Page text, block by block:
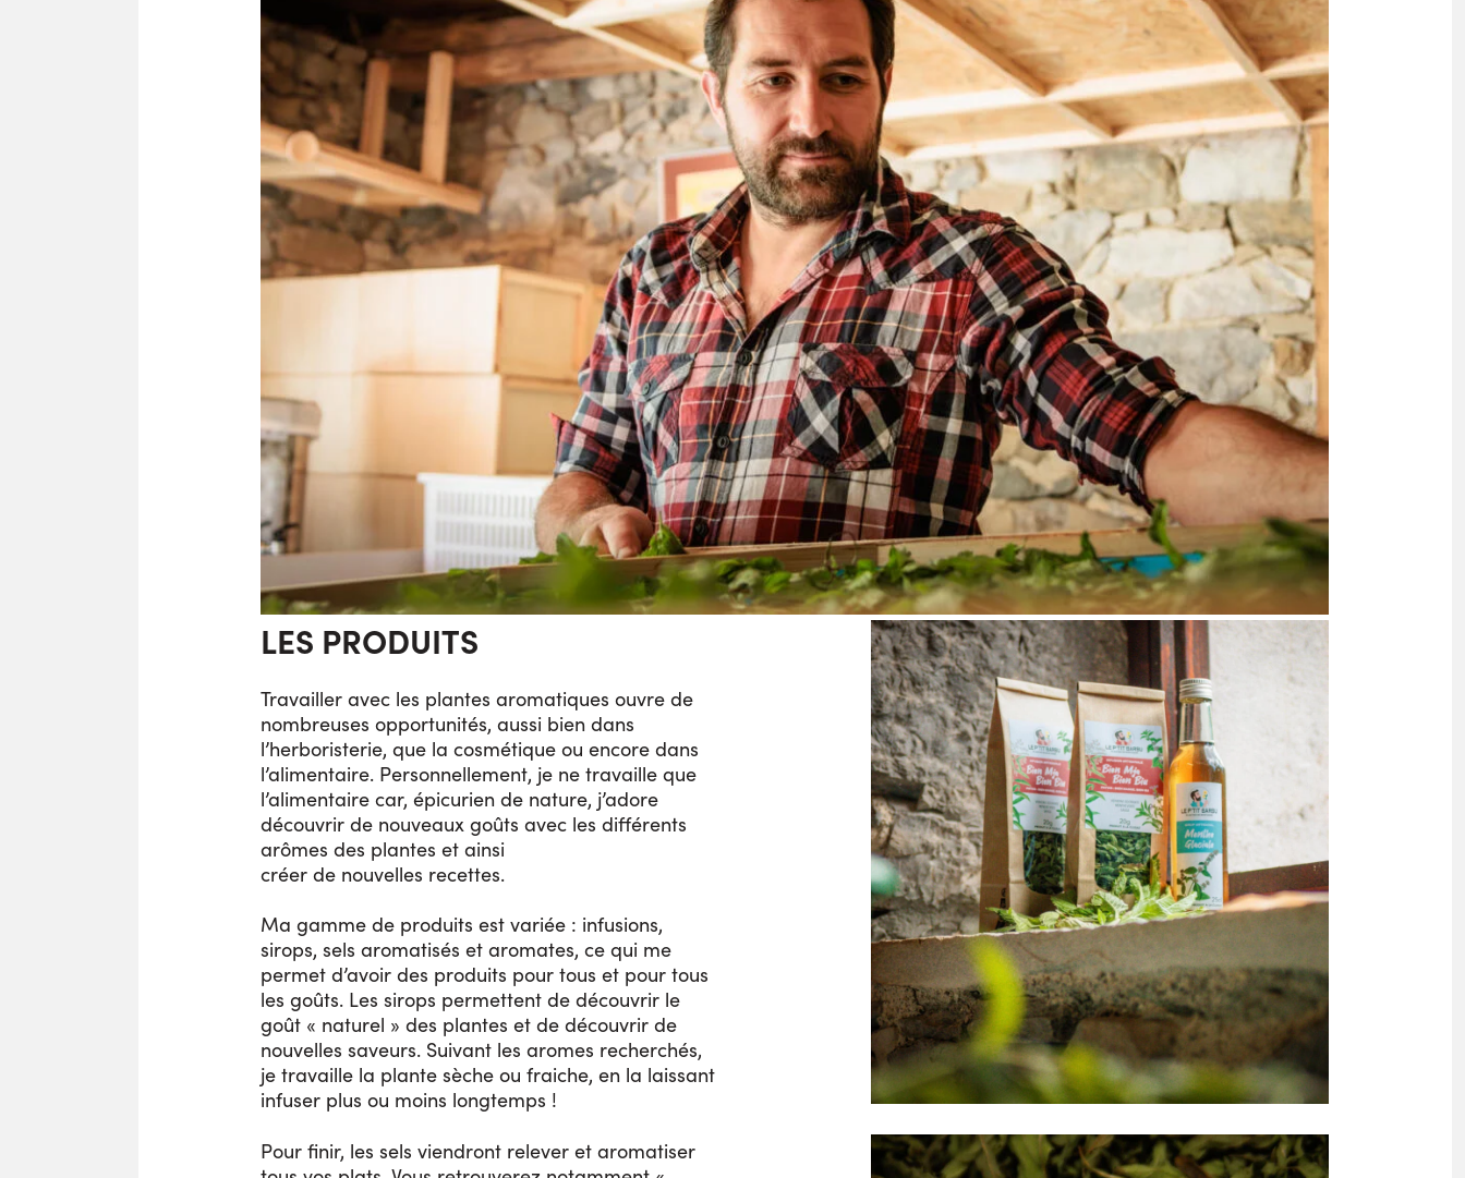
LES PRODUITS
Travailler avec les plantes aromatiques ouvre de
nombreuses opportunités, aussi bien dans
l’herboristerie, que la cosmétique ou encore dans
l’alimentaire. Personnellement, je ne travaille que
l’alimentaire car, épicurien de nature, j’adore
découvrir de nouveaux goûts avec les différents
arômes des plantes et ainsi
créer de nouvelles recettes.
Ma gamme de produits est variée : infusions,
sirops, sels aromatisés et aromates, ce qui me
permet d’avoir des produits pour tous et pour tous
les goûts. Les sirops permettent de découvrir le
goût « naturel » des plantes et de découvrir de
nouvelles saveurs. Suivant les aromes recherchés,
je travaille la plante sèche ou fraiche, en la laissant
infuser plus ou moins longtemps !
Pour finir, les sels viendront relever et aromatiser